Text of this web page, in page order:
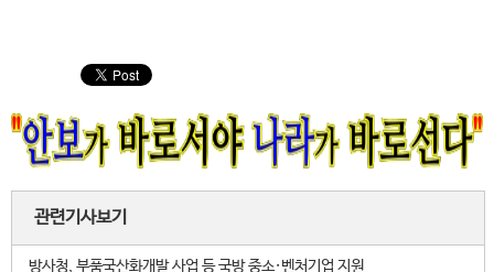
관련기사보기
방사청, 부품국산화개발 사업 등 국방 중소·벤처기업 지원